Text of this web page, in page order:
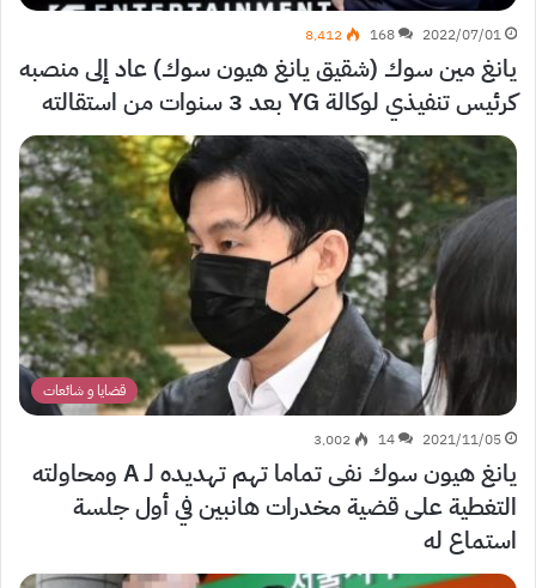
2022/07/01
168 8٬412
يانغ مين سوك (شقيق يانغ هيون سوك) عاد إلى منصبه
كرئيس تنفيذي لوكالة YG بعد 3 سنوات من استقالته
قضايا و شائعات
2021/11/05
14 3٬002
يانغ هيون سوك نفى تماما تهم تهديده لـ A ومحاولته
التغطية على قضية مخدرات هانبين في أول جلسة
استماع له